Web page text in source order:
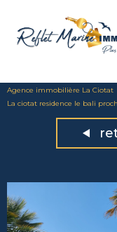
Agence immobilière La Ciotat
La ciotat residence le bali